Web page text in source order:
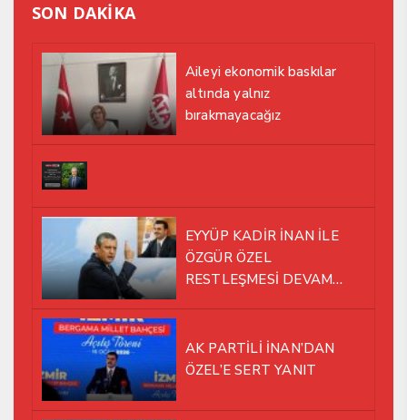
SON DAKİKA
Aileyi ekonomik baskılar
altında yalnız
bırakmayacağız
EYYÜP KADİR İNAN İLE
ÖZGÜR ÖZEL
RESTLEŞMESİ DEVAM
AK PARTİLİ İNAN’DAN
ÖZEL’E SERT YANIT